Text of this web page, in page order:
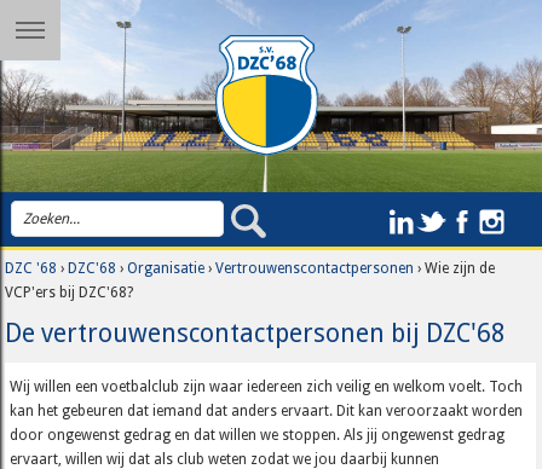
DZC '68 ›DZC'68 ›Organisatie ›Vertrouwenscontactpersonen › Wie zijn de
VCP'ers bij DZC'68?
De vertrouwenscontactpersonen bij DZC'68
Wij willen een voetbalclub zijn waar iedereen zich veilig en welkom voelt. Toch
kan het gebeuren dat iemand dat anders ervaart. Dit kan veroorzaakt worden
door ongewenst gedrag en dat willen we stoppen. Als jij ongewenst gedrag
ervaart, willen wij dat als club weten zodat we jou daarbij kunnen